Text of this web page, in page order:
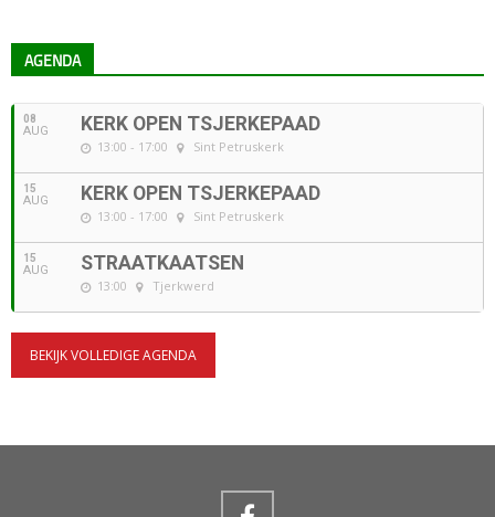
AGENDA
08
AUG KERK OPEN TSJERKEPAAD
13:00 - 17:00 Sint Petruskerk
15
AUG KERK OPEN TSJERKEPAAD
13:00 - 17:00 Sint Petruskerk
15
AUG STRAATKAATSEN
13:00 Tjerkwerd
BEKIJK VOLLEDIGE AGENDA